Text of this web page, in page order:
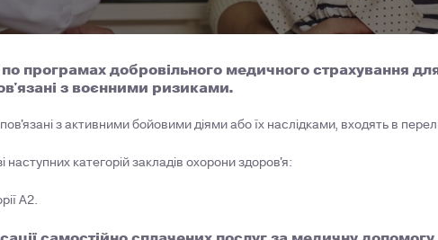
добровільного медичного страхування для
з воєнними ризиками.
з активними бойовими діями або їх наслідками, входять в
категорій закладів охорони здоров'я:
А2.